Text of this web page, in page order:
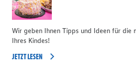
Wir geben Ihnen Tipps und Ideen für die
Ihres Kindes!
JETZT LESEN